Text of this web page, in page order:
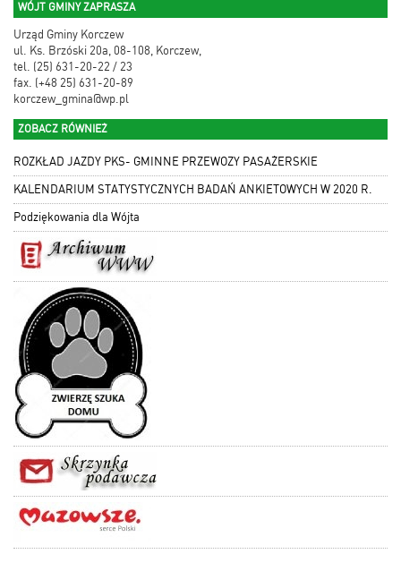
WÓJT GMINY ZAPRASZA
Urząd Gminy Korczew
ul. Ks. Brzóski 20a, 08-108, Korczew,
tel. (25) 631-20-22 / 23
fax. (+48 25) 631-20-89
korczew_gmina@wp.pl
ZOBACZ RÓWNIEŻ
ROZKŁAD JAZDY PKS- GMINNE PRZEWOZY PASAŻERSKIE
KALENDARIUM STATYSTYCZNYCH BADAŃ ANKIETOWYCH W 2020 R.
Podziękowania dla Wójta